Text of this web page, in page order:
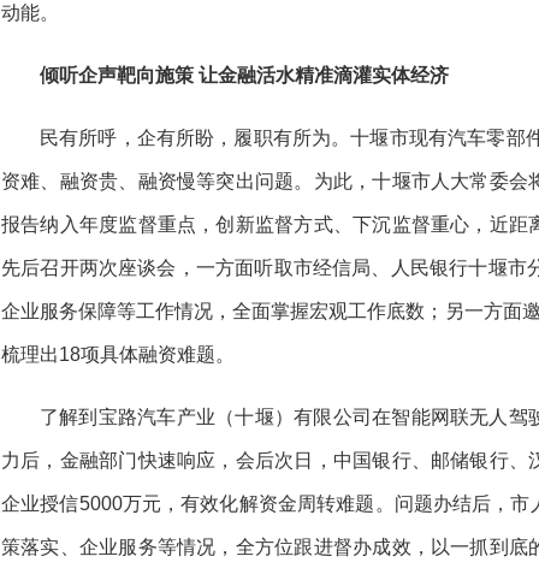
动能。
倾听企声靶向施策 让金融活水精准滴灌实体经济
民有所呼，企有所盼，履职有所为。十堰市现有汽车零部
资难、融资贵、融资慢等突出问题。为此，十堰市人大常委
报告纳入年度监督重点，创新监督方式、下沉监督重心，近
先后召开两次座谈会，一方面听取市经信局、人民银行十堰
企业服务保障等工作情况，全面掌握宏观工作底数；另一方面
梳理出18项具体融资难题。
了解到宝路汽车产业（十堰）有限公司在智能网联无人
力后，金融部门快速响应，会后次日，中国银行、邮储银行
企业授信5000万元，有效化解资金周转难题。问题办结后，
策落实、企业服务等情况，全方位跟进督办成效，以一抓到